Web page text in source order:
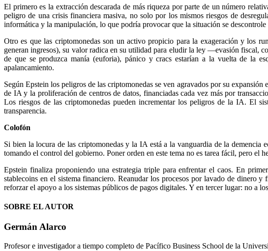
El primero es la extracción descarada de más riqueza por parte de un número
peligro de una crisis financiera masiva, no solo por los mismos riesgos de
informática y la manipulación, lo que podría provocar que la situación se descontrole
Otro es que las criptomonedas son un activo propicio para la exageración y los
generan ingresos), su valor radica en su utilidad para eludir la ley —evasión fiscal,
de que se produzca manía (euforia), pánico y cracs estarían a la vuelta de la
apalancamiento.
Según Epstein los peligros de las criptomonedas se ven agravados por su
de IA y la proliferación de centros de datos, financiadas cada vez más por
Los riesgos de las criptomonedas pueden incrementar los peligros de la IA. El
transparencia.
Colofón
Si bien la locura de las criptomonedas y la IA está a la vanguardia de la
tomando el control del gobierno. Poner orden en este tema no es tarea fácil, pero el
Epstein finaliza proponiendo una estrategia triple para enfrentar el caos. En
stablecoins en el sistema financiero. Reanudar los procesos por lavado de dinero
reforzar el apoyo a los sistemas públicos de pagos digitales. Y en tercer lugar: no a
SOBRE EL AUTOR
Germán Alarco
Profesor e investigador a tiempo completo de Pacífico Business School de la